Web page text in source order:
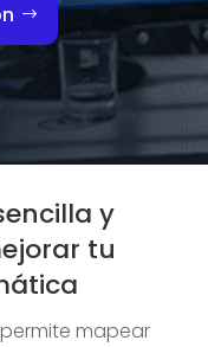
y
tu
mapear